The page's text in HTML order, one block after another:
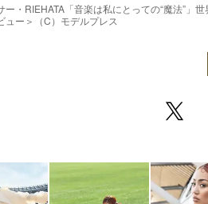
ー・RIEHATA「音楽は私にとっての“魔法”」
ュー＞（C）モデルプレス